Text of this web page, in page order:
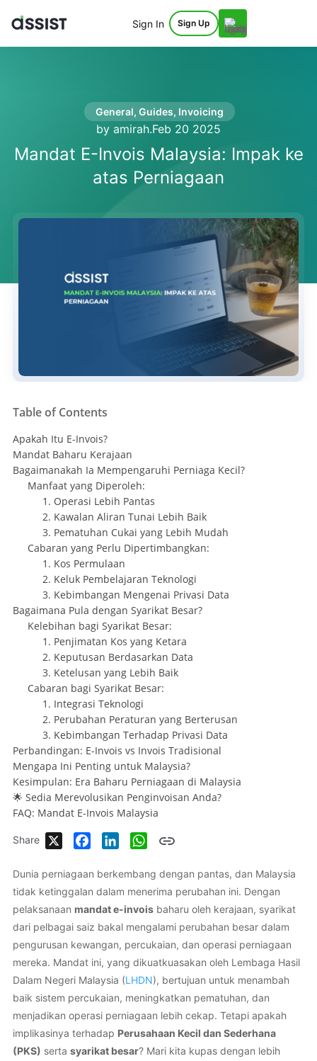
Sign In Sign Up
by amirah.Feb 20 2025
General, Guides, Invoicing
Mandat E-Invois Malaysia: Impak ke
atas Perniagaan
Table of Contents
Apakah Itu E-Invois?
Mandat Baharu Kerajaan
Bagaimanakah Ia Mempengaruhi Perniaga Kecil?
Manfaat yang Diperoleh:
1. Operasi Lebih Pantas
2. Kawalan Aliran Tunai Lebih Baik
3. Pematuhan Cukai yang Lebih Mudah
Cabaran yang Perlu Dipertimbangkan:
1. Kos Permulaan
2. Keluk Pembelajaran Teknologi
3. Kebimbangan Mengenai Privasi Data
Bagaimana Pula dengan Syarikat Besar?
Kelebihan bagi Syarikat Besar:
1. Penjimatan Kos yang Ketara
2. Keputusan Berdasarkan Data
3. Ketelusan yang Lebih Baik
Cabaran bagi Syarikat Besar:
1. Integrasi Teknologi
2. Perubahan Peraturan yang Berterusan
3. Kebimbangan Terhadap Privasi Data
Perbandingan: E-Invois vs Invois Tradisional
Mengapa Ini Penting untuk Malaysia?
Kesimpulan: Era Baharu Perniagaan di Malaysia
🌟 Sedia Merevolusikan Penginvoisan Anda?
FAQ: Mandat E-Invois Malaysia
Share FacebookLinkedInWhatsApp
Dunia perniagaan berkembang dengan pantas, dan Malaysia
tidak ketinggalan dalam menerima perubahan ini. Dengan
pelaksanaan mandat e-invois baharu oleh kerajaan, syarikat
dari pelbagai saiz bakal mengalami perubahan besar dalam
pengurusan kewangan, percukaian, dan operasi perniagaan
mereka. Mandat ini, yang dikuatkuasakan oleh Lembaga Hasil
Dalam Negeri Malaysia (LHDN), bertujuan untuk menambah
baik sistem percukaian, meningkatkan pematuhan, dan
menjadikan operasi perniagaan lebih cekap. Tetapi apakah
implikasinya terhadap Perusahaan Kecil dan Sederhana
(PKS) serta syarikat besar? Mari kita kupas dengan lebih